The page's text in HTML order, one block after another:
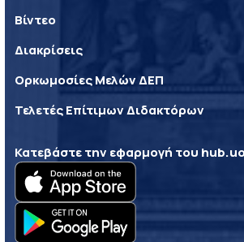
Βίντεο
Διακρίσεις
Ορκωμοσίες Μελών ΔΕΠ
Τελετές Επίτιμων Διδακτόρων
Κατεβάστε την εφαρμογή του